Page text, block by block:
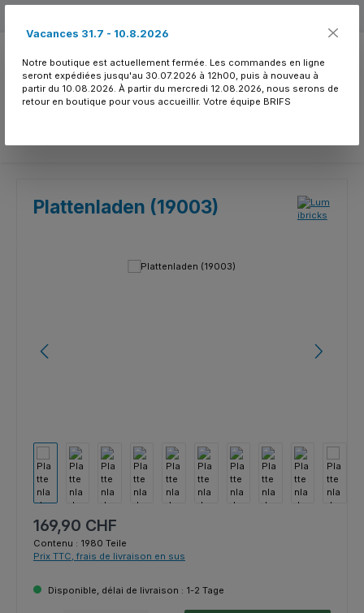
Plattenladen (19003)
Ignorer la galerie d'images
Prix régulier :
169,90 CHF
Contenu : 1980 Teile
Prix TTC, frais de livraison en sus
Disponible, délai de livraison : 1-2 Tage
Vacances 31.7 - 10.8.2026
Notre boutique est actuellement fermée. Les commandes en ligne
seront expédiées jusqu'au 30.07.2026 à 12h00, puis à nouveau à
partir du 10.08.2026. À partir du mercredi 12.08.2026, nous serons de
retour en boutique pour vous accueillir. Votre équipe BRIFS